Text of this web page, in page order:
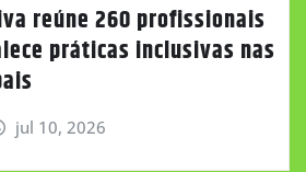
reúne 260 profissionais
práticas inclusivas nas
jul 10, 2026